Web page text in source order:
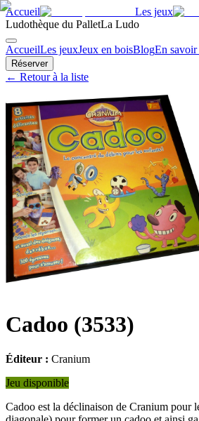
Accueil Les jeux
Ludothèque du PalletLa Ludo
AccueilLes jeuxJeux en boisBlogEn
Réserver
← Retour à la liste
Cadoo (3533)
Éditeur : Cranium
Jeu disponible
Cadoo est la déclinaison de Cranium pour